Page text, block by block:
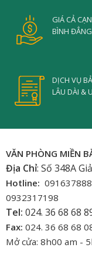
GIÁ CẢ
BÌNH
DỊCH VỤ
LÂU DÀI &
VĂN PHÒNG MIỀN
Địa Chỉ: Số 348A
Hotline:
0932317198
Tel: 024. 36 68 68
Fax: 024. 36 68 68
Mở cửa: 8h00 am -